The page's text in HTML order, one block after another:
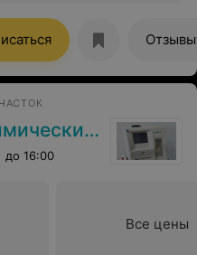
и даже оставался с
Отзывы
завод
до 16:00
Все цены